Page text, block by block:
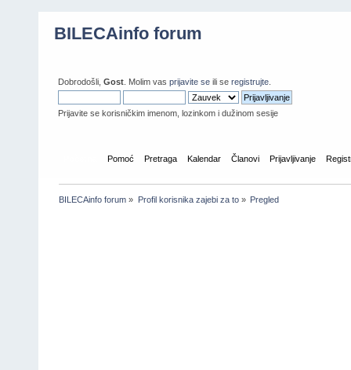
BILECAinfo forum
Dobrodošli, Gost . Molim vas prijavite se ili se registrujte
Prijavite se korisničkim imenom, lozinkom i dužinom sesije
Pomoć Pretraga Kalendar Članovi Prijavljivanje
BILECAinfo forum » Profil korisnika zajebi za to» Pregled